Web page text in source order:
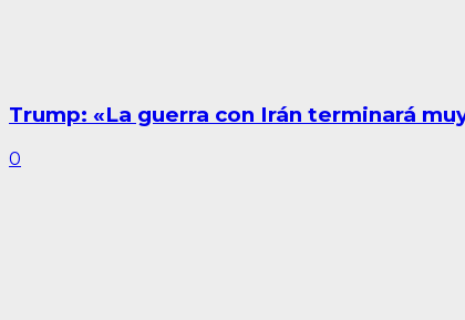
Trump: «La guerra con Irán terminará
0